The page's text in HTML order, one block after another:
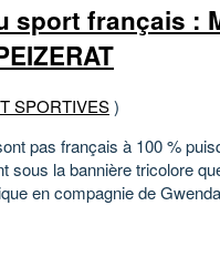
sport français :
SPORTIVES)
pas français à 100 %
sous la bannière tricolore
en compagnie de